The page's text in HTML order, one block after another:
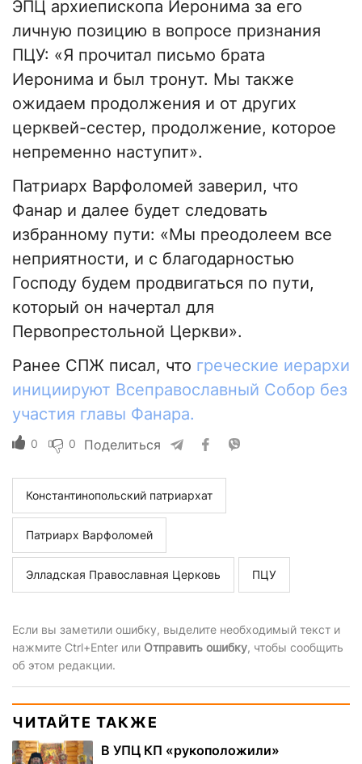
ЭПЦ архиепископа Иеронима за его
личную позицию в вопросе признания
ПЦУ: «Я прочитал письмо брата
Иеронима и был тронут. Мы также
ожидаем продолжения и от других
церквей-сестер, продолжение, которое
непременно наступит».
Патриарх Варфоломей заверил, что
Фанар и далее будет следовать
избранному пути: «Мы преодолеем все
неприятности, и с благодарностью
Господу будем продвигаться по пути,
который он начертал для
Первопрестольной Церкви».
Ранее СПЖ писал, что греческие иерархи
инициируют Всеправославный Собор без
участия главы Фанара.
0 0 Поделиться
Константинопольский патриархат
Патриарх Варфоломей
Элладская Православная Церковь ПЦУ
Если вы заметили ошибку, выделите необходимый текст и
нажмите Ctrl+Enter или Отправить ошибку, чтобы сообщить
об этом редакции.
ЧИТАЙТЕ ТАКЖЕ
В УПЦ КП «рукоположили»